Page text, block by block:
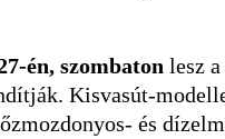
én, szombaton lesz a
Kisvasút-
és